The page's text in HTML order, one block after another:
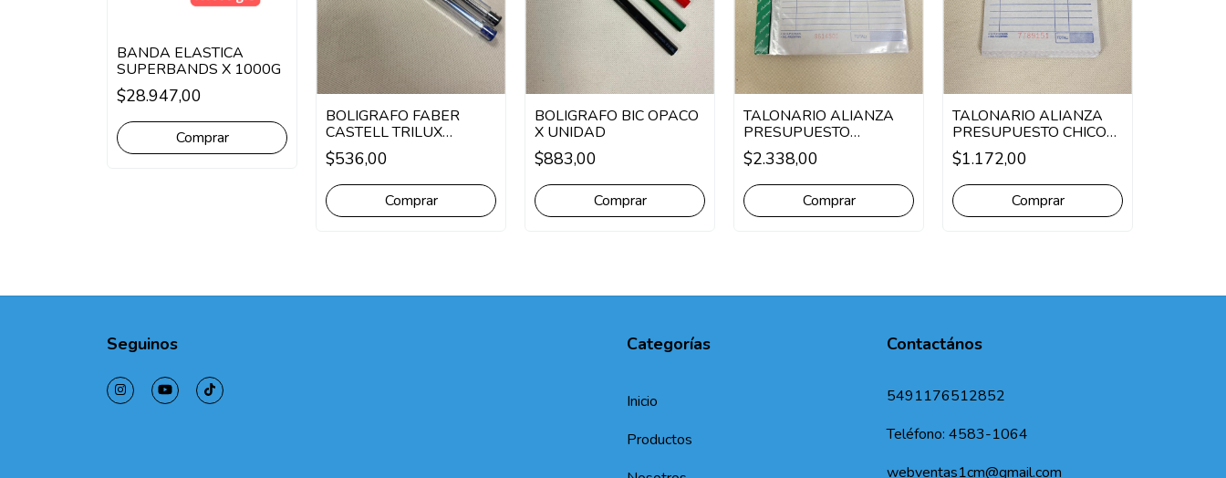
BANDA ELASTICA
SUPERBANDS X 1000G
$28.947,00
BOLIGRAFO FABER
CASTELL TRILUX
CRISTAL X UNIDAD
$536,00
Comprar
BOLIGRAFO BIC OPACO
X UNIDAD
$883,00
Comprar
TALONARIO ALIANZA
PRESUPUESTO
GRANDE DUPLICADO
$2.338,00
TALONARIO ALIANZA
PRESUPUESTO CHICO
DUPLICADO
$1.172,00
Seguinos Categorías
Inicio
Productos
Contactános
5491176512852
Teléfono: 4583-1064
webventas1cm@gmail.com